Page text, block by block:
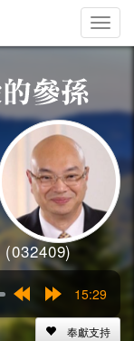
Toggle
(032409)
15s
15s
15:29
奉獻支持